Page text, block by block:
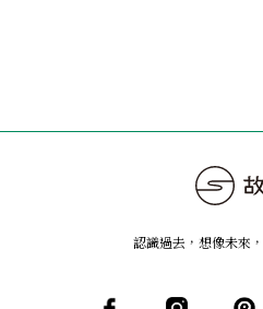
認識過去，想像未來 ，